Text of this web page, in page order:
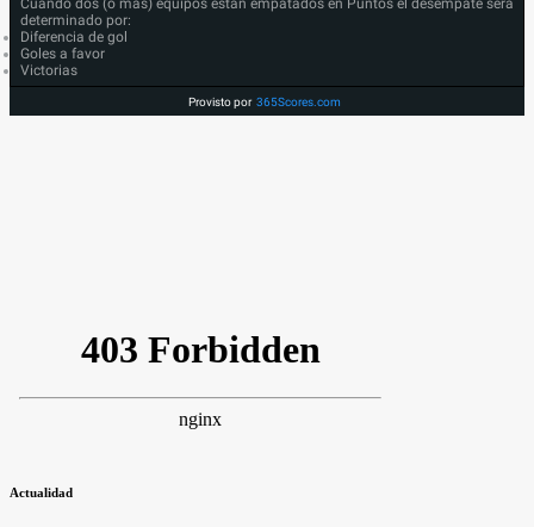
Cuando dos (o más) equipos están empatados en Puntos el desempate será
determinado por:
Diferencia de gol
Goles a favor
Victorias
Provisto por 365Scores.com
Actualidad